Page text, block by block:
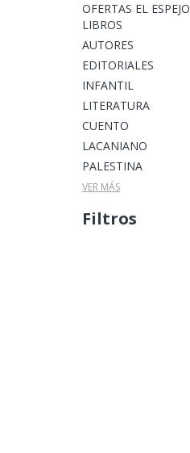
OFERTAS EL ESPEJO
LIBROS
AUTORES
EDITORIALES
INFANTIL
LITERATURA
CUENTO
LACANIANO
PALESTINA
VER MÁS
Filtros